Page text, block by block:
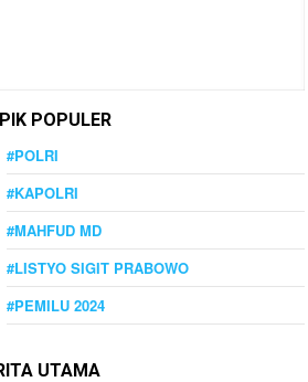
POPULER
#POLRI
#KAPOLRI
#MAHFUD MD
#LISTYO SIGIT PRABOWO
#PEMILU 2024
UTAMA